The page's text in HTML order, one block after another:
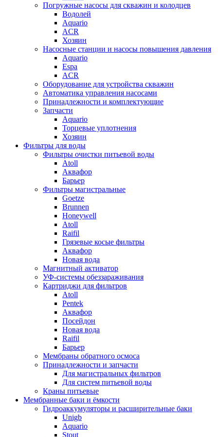
Погружные насосы для скважин и колодцев
Водолей
Aquario
ACR
Хозяин
Насосные станции и насосы повышения давления
Aquario
Espa
ACR
Оборудование для устройства скважин
Автоматика управления насосами
Принадлежности и комплектующие
Запчасти
Aquario
Торцевые уплотнения
Хозяин
Фильтры для воды
Фильтры очистки питьевой воды
Atoll
Аквафор
Барьер
Фильтры магистральные
Goetze
Brunnen
Honeywell
Atoll
Raifil
Грязевые косые фильтры
Аквафор
Новая вода
Магнитный активатор
УФ-системы обеззараживания
Картриджи для фильтров
Atoll
Pentek
Аквафор
Посейдон
Новая вода
Raifil
Барьер
Мембраны обратного осмоса
Принадлежности и запчасти
Для магистральных фильтров
Для систем питьевой воды
Краны питьевые
Мембранные баки и ёмкости
Гидроаккумуляторы и расширительные баки
Unigb
Aquario
Stout